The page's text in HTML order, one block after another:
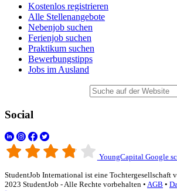
Kostenlos registrieren
Alle Stellenangebote
Nebenjob suchen
Ferienjob suchen
Praktikum suchen
Bewerbungstipps
Jobs im Ausland
Social
YoungCapital Google
StudentJob International ist eine Tochtergesellschaft
2023 StudentJob - Alle Rechte vorbehalten • AGB •